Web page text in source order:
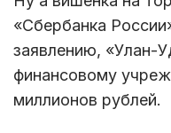
«Сбербанка
заявлению, «Улан-
финансовому
миллионов рублей.